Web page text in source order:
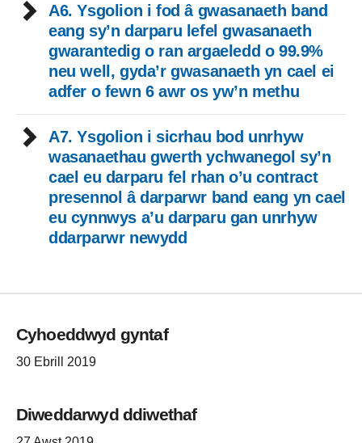
A6. Ysgolion i fod â gwasanaeth band
eang sy’n darparu lefel gwasanaeth
gwarantedig o ran argaeledd o 99.9%
neu well, gyda’r gwasanaeth yn cael ei
adfer o fewn 6 awr os yw’n methu
A7. Ysgolion i sicrhau bod unrhyw
wasanaethau gwerth ychwanegol sy’n
cael eu darparu fel rhan o’u contract
presennol â darparwr band eang yn cael
eu cynnwys a’u darparu gan unrhyw
ddarparwr newydd
Cyhoeddwyd gyntaf
30 Ebrill 2019
Diweddarwyd ddiwethaf